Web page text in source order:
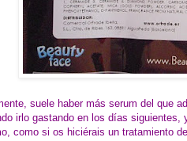
suele haber más serum del que
irlo gastando en los días
como si os hiciérais un tratamiento